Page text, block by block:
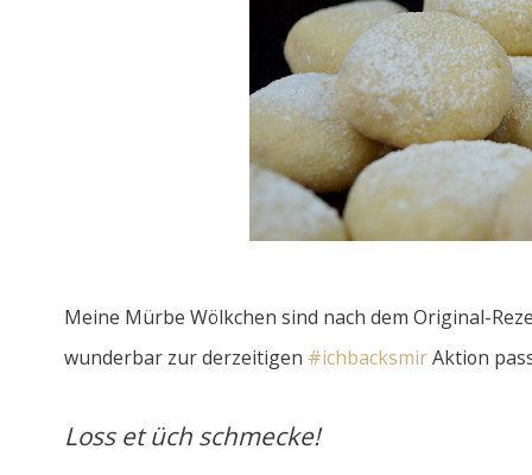
Meine Mürbe Wölkchen sind nach dem Original-
wunderbar zur derzeitigen #ichbacksmirAktion
Loss et üch schmecke!